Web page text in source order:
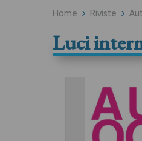
Home Riviste
Luci